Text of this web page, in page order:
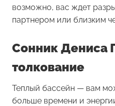
возможно, вас ждет
партнером или близким
Сонник Дениса
толкование
Теплый бассейн — вам
больше времени и